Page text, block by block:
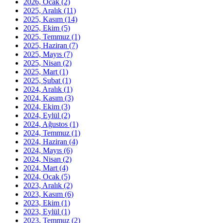
2025, Aralık (11)
2025, Kasım (14)
2025, Ekim (5)
2025, Temmuz (1)
2025, Haziran (7)
2025, Mayıs (7)
2025, Nisan (2)
2025, Mart (1)
2025, Şubat (1)
2024, Aralık (1)
2024, Kasım (3)
2024, Ekim (3)
2024, Eylül (2)
2024, Ağustos (1)
2024, Temmuz (1)
2024, Haziran (4)
2024, Mayıs (6)
2024, Nisan (2)
2024, Mart (4)
2024, Ocak (5)
2023, Aralık (2)
2023, Kasım (6)
2023, Ekim (1)
2023, Eylül (1)
2023, Temmuz (2)